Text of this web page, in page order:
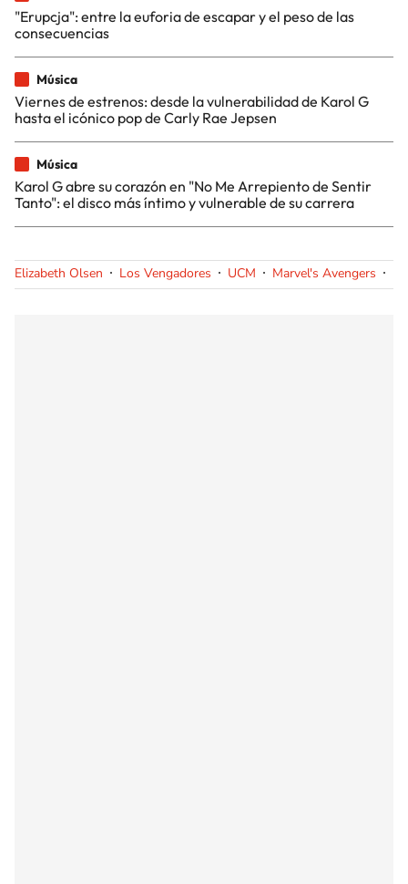
"Erupcja": entre la euforia de escapar y el peso de las
consecuencias
Música
Viernes de estrenos: desde la vulnerabilidad de Karol G
hasta el icónico pop de Carly Rae Jepsen
Música
Karol G abre su corazón en "No Me Arrepiento de Sentir
Tanto": el disco más íntimo y vulnerable de su carrera
Elizabeth Olsen Los Vengadores UCM Marvel's Avengers